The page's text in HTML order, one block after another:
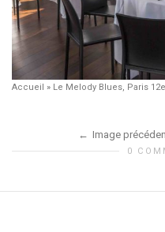
Accueil » Le Melody Blues, Paris 12e
Image
0